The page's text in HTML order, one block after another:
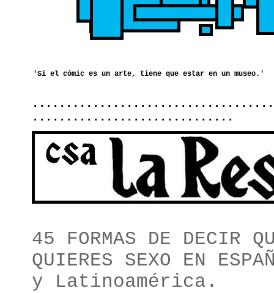
..............................
45 FORMAS DE DECIR
QUIERES SEXO EN
y Latinoamérica.